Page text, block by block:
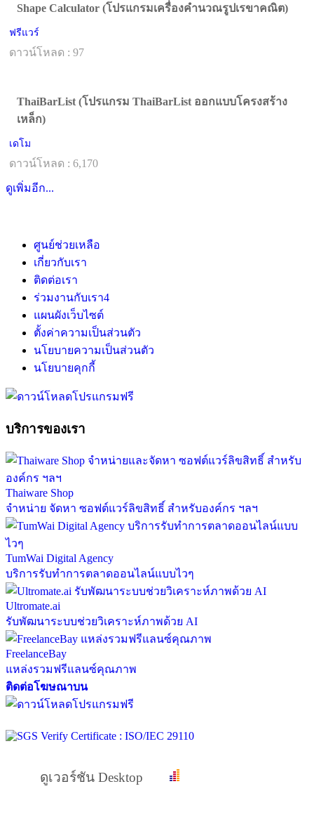
Shape Calculator (โปรแกรมเครื่องคำนวณรูปเรขาคณิต)
ฟรีแวร์
ดาวน์โหลด : 97
ThaiBarList (โปรแกรม ThaiBarList ออกแบบโครงสร้าง
เหล็ก)
เดโม
ดาวน์โหลด : 6,170
ดูเพิ่มอีก...
ศูนย์ช่วยเหลือ
เกี่ยวกับเรา
ติดต่อเรา
ร่วมงานกับเรา4
แผนผังเว็บไซต์
ตั้งค่าความเป็นส่วนตัว
นโยบายความเป็นส่วนตัว
นโยบายคุกกี้
บริการของเรา
Thaiware Shop
จำหน่าย จัดหา ซอฟต์แวร์ลิขสิทธิ์ สำหรับองค์กร ฯลฯ
TumWai Digital Agency
บริการรับทำการตลาดออนไลน์แบบไวๆ
Ultromate.ai
รับพัฒนาระบบช่วยวิเคราะห์ภาพด้วย AI
FreelanceBay
แหล่งรวมฟรีแลนซ์คุณภาพ
ติดต่อโฆษณาบน
ดูเวอร์ชัน Desktop